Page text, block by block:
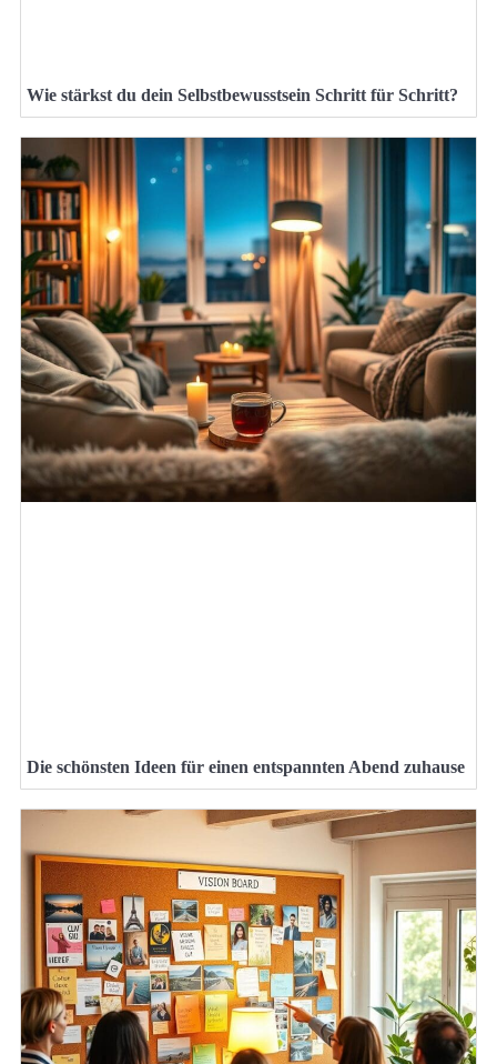
Wie stärkst du dein Selbstbewusstsein Schritt für Schritt?
Die schönsten Ideen für einen entspannten Abend zuhause